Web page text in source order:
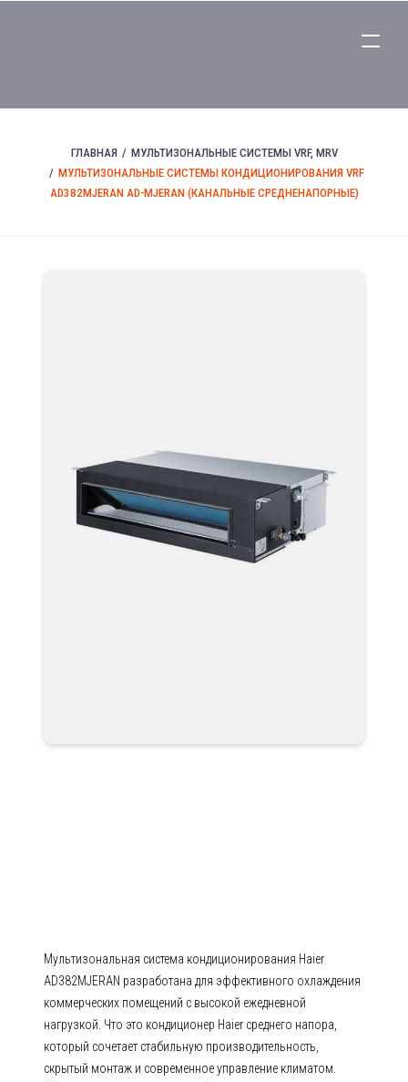
ГЛАВНАЯ
МУЛЬТИЗОНАЛЬНЫЕ СИСТЕМЫ VRF, MRV
МУЛЬТИЗОНАЛЬНЫЕ СИСТЕМЫ КОНДИЦИОНИРОВАНИЯ VRF
AD382MJERAN AD-MJERAN (КАНАЛЬНЫЕ СРЕДНЕНАПОРНЫЕ)
Мультизональная система кондиционирования Haier
AD382MJERAN разработана для эффективного охлаждения
коммерческих помещений с высокой ежедневной
нагрузкой. Что это кондиционер Haier среднего напора,
который сочетает стабильную производительность,
скрытый монтаж и современное управление климатом.